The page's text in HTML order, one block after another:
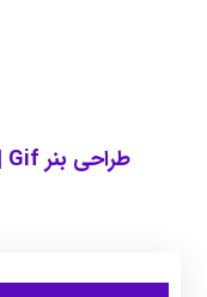
طراحی بنر Gif | طراحی بنر های متحرک گیف